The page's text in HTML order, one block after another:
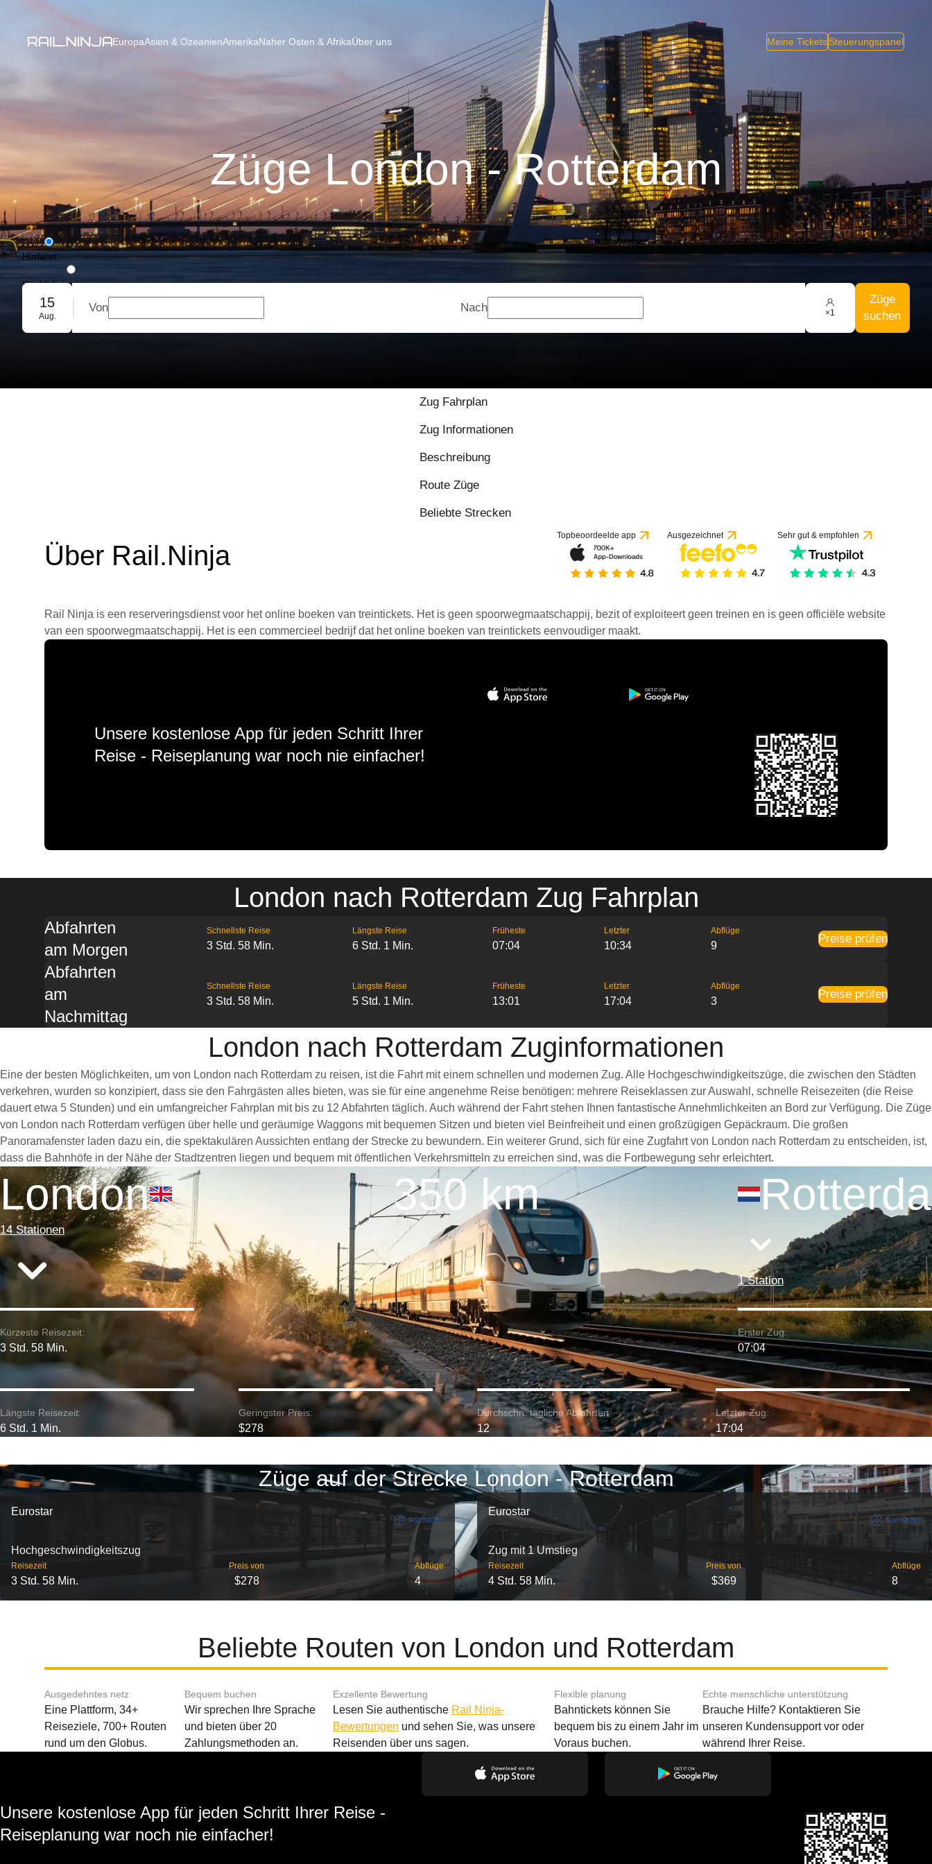
EuropaAsien & OzeanienAmerikaNaher Osten & AfrikaÜber uns Meine TicketsSteuerungspanel
Züge London - Rotterdam
Hinfahrt
Rückfahrt
Gruppenbuchung
15
Aug.
Von Nach ×1
Züge
suchen
Zug Fahrplan
Zug Informationen
Beschreibung
Route Züge
Beliebte Strecken
Über Rail.Ninja
Topbeoordeelde app Ausgezeichnet Sehr gut & empfohlen
Rail Ninja is een reserveringsdienst voor het online boeken van treintickets. Het is geen spoorwegmaatschappij, bezit of exploiteert geen treinen en is geen officiële website
van een spoorwegmaatschappij. Het is een commercieel bedrijf dat het online boeken van treintickets eenvoudiger maakt.
Unsere kostenlose App für jeden Schritt Ihrer
Reise - Reiseplanung war noch nie einfacher!
London nach Rotterdam Zug Fahrplan
Abfahrten
am Morgen
Schnellste Reise
3 Std. 58 Min.
Längste Reise
6 Std. 1 Min.
Früheste
07:04
Letzter
10:34
Abflüge
9
Preise prüfen
Abfahrten
am
Nachmittag
Schnellste Reise
3 Std. 58 Min.
Längste Reise
5 Std. 1 Min.
Früheste
13:01
Letzter
17:04
Abflüge
3
Preise prüfen
London nach Rotterdam Zuginformationen
Eine der besten Möglichkeiten, um von London nach Rotterdam zu reisen, ist die Fahrt mit einem schnellen und modernen Zug. Alle Hochgeschwindigkeitszüge, die zwischen den Städten
verkehren, wurden so konzipiert, dass sie den Fahrgästen alles bieten, was sie für eine angenehme Reise benötigen: mehrere Reiseklassen zur Auswahl, schnelle Reisezeiten (die Reise
dauert etwa 5 Stunden) und ein umfangreicher Fahrplan mit bis zu 12 Abfahrten täglich. Auch während der Fahrt stehen Ihnen fantastische Annehmlichkeiten an Bord zur Verfügung. Die Züge
von London nach Rotterdam verfügen über helle und geräumige Waggons mit bequemen Sitzen und bieten viel Beinfreiheit und einen großzügigen Gepäckraum. Die großen
Panoramafenster laden dazu ein, die spektakulären Aussichten entlang der Strecke zu bewundern. Ein weiterer Grund, sich für eine Zugfahrt von London nach Rotterdam zu entscheiden, ist,
dass die Bahnhöfe in der Nähe der Stadtzentren liegen und bequem mit öffentlichen Verkehrsmitteln zu erreichen sind, was die Fortbewegung sehr erleichtert.
London
14 Stationen
350 km
1 Station
Kürzeste Reisezeit:
3 Std. 58 Min.
Erster Zug:
07:04
Längste Reisezeit:
6 Std. 1 Min.
Geringster Preis:
$278
Durchschn. tägliche Abfahrten:
12
Letzter Zug:
17:04
Züge auf der Strecke London - Rotterdam
Eurostar
Hochgeschwindigkeitszug
Reisezeit
3 Std. 58 Min.
Preis von
$278
Abflüge
4
Eurostar
Zug mit 1 Umstieg
Reisezeit
4 Std. 58 Min.
Preis von
$369
Abflüge
8
Beliebte Routen von London und Rotterdam
Ausgedehntes netz
Eine Plattform, 34+
Reiseziele, 700+ Routen
rund um den Globus.
Bequem buchen
Wir sprechen Ihre Sprache
und bieten über 20
Zahlungsmethoden an.
Exzellente Bewertung
Lesen Sie authentische Rail Ninja-
Bewertungen und sehen Sie, was unsere
Reisenden über uns sagen.
Flexible planung
Bahntickets können Sie
bequem bis zu einem Jahr im
Voraus buchen.
Echte menschliche unterstützung
Brauche Hilfe? Kontaktieren Sie
unseren Kundensupport vor oder
während Ihrer Reise.
Unsere kostenlose App für jeden Schritt Ihrer Reise -
Reiseplanung war noch nie einfacher!